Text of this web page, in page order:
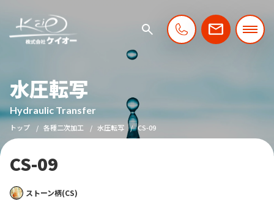
水圧転写
Hydraulic Transfer
トップ 各種二次加工 水圧転写 CS-09
CS-09
ストーン柄(CS)